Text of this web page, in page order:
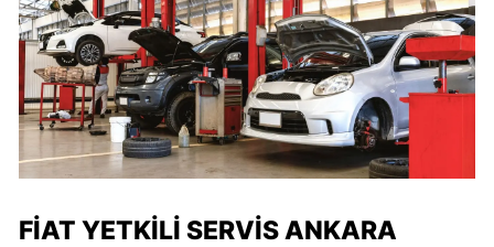
FIAT YETKILI SERVIS ANKARA